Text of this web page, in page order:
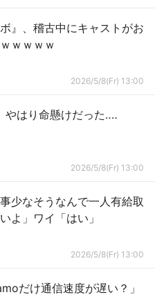
』、稽古中にキャストがお
ｗｗｗｗ
2026/5/8(Fr) 13:00
やはり命懸けだった‥‥
2026/5/8(Fr) 13:00
少なそうなんで一人有給取
よ」ワイ「はい」
2026/5/8(Fr) 13:00
だけ通信速度が遅い？」